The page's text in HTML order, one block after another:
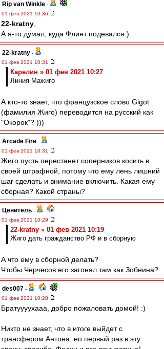
Rip van Winkle -
01 фев 2021 10:36
22-kratny
А я-то думал, куда Флинт подевался:)
22-kratny -
01 фев 2021 10:31
Карелин » 01 фев 2021 10:27
Линия Мажиго
А кто-то знает, что французское слово Gigot
(фамилия Жиго) переводится на русский как
"Окорок"? )))
Arcade Fire -
01 фев 2021 10:31
Жиго пусть перестанет соперников косить в
своей штрафной, потому что ему лень лишний
шаг сделать и внимание включить. Какая ему
сборная? Какой страны?
Ценитель -
01 фев 2021 10:29
22-kratny » 01 фев 2021 10:19
Жиго дать гражданство РФ и в сборную
А что ему в сборной делать?
Чтобы Черчесов его загонял там как Зобнина?..
des007 -
01 фев 2021 10:28
Братуууухааа, добро пожаловать домой! :)
Никто не знает, что в итоге выйдет с
трансфером Антона, но первый раз в эту